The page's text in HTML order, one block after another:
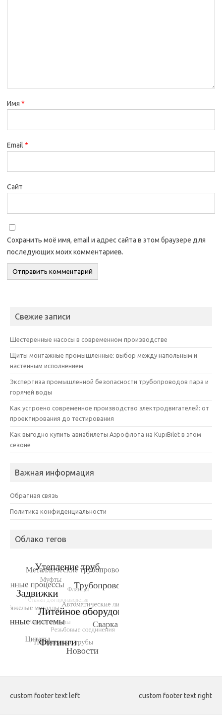
Имя *
Email *
Сайт
Сохранить моё имя, email и адрес сайта в этом браузере для
последующих моих комментариев.
Свежие записи
Шестеренные насосы в современном производстве
Щиты монтажные промышленные: выбор между напольным и
настенным исполнением
Экспертиза промышленной безопасности трубопроводов пара и
горячей воды
Как устроено современное производство электродвигателей: от
проектирования до тестирования
Как выгодно купить авиабилеты Аэрофлота на KupiBilet в этом
сезоне
Важная информация
Обратная связь
Политика конфиденциальности
Облако тегов
custom footer text left custom footer text right